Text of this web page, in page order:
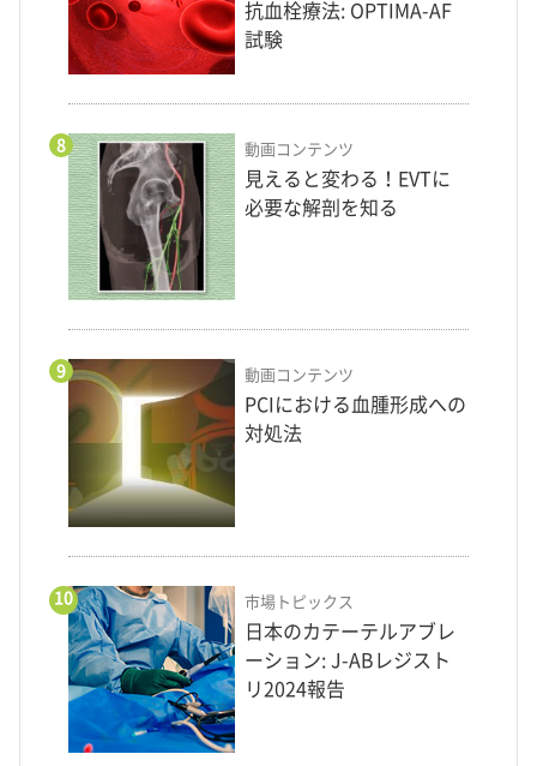
抗血栓療法: OPTIMA-AF
試験
8 動画コンテンツ
見えると変わる！EVTに
必要な解剖を知る
9 動画コンテンツ
PCIにおける血腫形成への
対処法
10 市場トピックス
日本のカテーテルアブレ
ーション: J-ABレジスト
リ2024報告